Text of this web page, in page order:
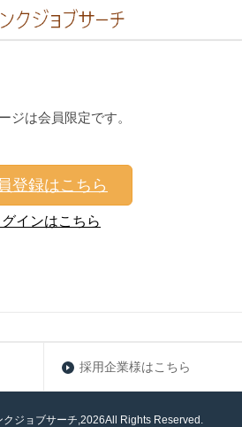
ジは会員限定です。
登録はこちら
グインはこちら
採用企業様はこちら
ジョブサーチ,2026All Rights Reserved.